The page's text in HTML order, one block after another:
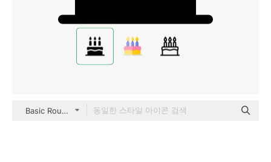
Basic Rounded Filled